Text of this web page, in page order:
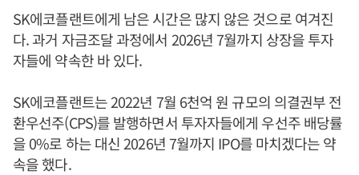
SK에코플랜트에게 남은 시간은 많지 않은 것으로 여겨진
다. 과거 자금조달 과정에서 2026년 7월까지 상장을 투자
자들에 약속한 바 있다.
SK에코플랜트는 2022년 7월 6천억 원 규모의 의결권부 전
환우선주(CPS)를 발행하면서 투자자들에게 우선주 배당률
을 0%로 하는 대신 2026년 7월까지 IPO를 마치겠다는 약
속을 했다.